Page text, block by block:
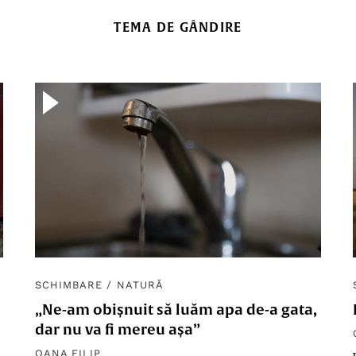
TEMA DE GÂNDIRE
SCHIMBARE / NATURĂ
„Ne-am obișnuit să luăm apa de-a gata,
dar nu va fi mereu așa”
OANA FILIP